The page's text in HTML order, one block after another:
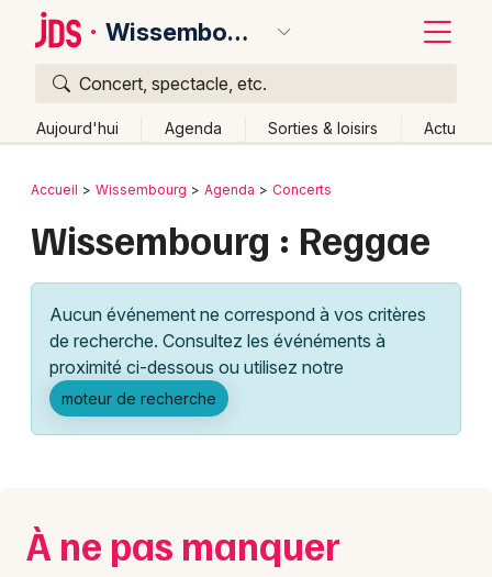
Wissembourg
Concert, spectacle, etc.
Aujourd'hui Agenda Sorties & loisirs Actu
Publier un événement
Grands événements
Activité & Expérience
Manifestations
Spectacles
Bordeaux
Lille
Lyon
Marseille
Nantes
Retour
Accueil Wissembourg Agenda Concerts
Wissembourg : Reggae
Aucun événement ne correspond à vos critères
de recherche. Consultez les événéments à
proximité ci-dessous ou utilisez notre
moteur de recherche
À ne pas manquer
Quoi ?
Où ?
Partout
Près de moi Changer de lieu
Quand ?
Ce week-end